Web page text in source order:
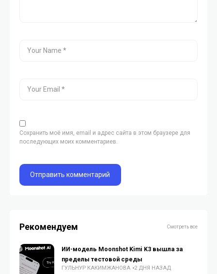
Сохранить моё имя, email и адрес сайта в этом браузере для
последующих моих комментариев.
Рекомендуем Смотреть все
ИИ-модель Moonshot Kimi K3 вышла за
пределы тестовой среды
ГУЛЬНУР КАКИМЖАНОВА 2 ДНЯ НАЗАД